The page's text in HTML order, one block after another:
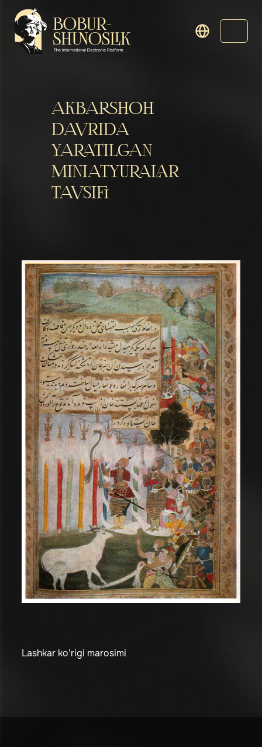
AKBARSHOH
DAVRIDA
YARATILGAN
MINIATYURALAR
TAVSIFI
Lashkar ko'rigi marosimi